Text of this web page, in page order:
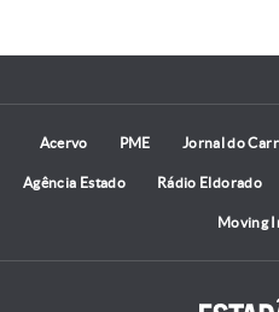
Acervo PME Jornal do
Agência Estado Rádio Eldorado
Moving